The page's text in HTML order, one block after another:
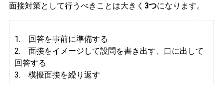
面接対策として行うべきことは大きく 3つになります。
1. 回答を事前に準備する
2. 面接をイメージして設問を書き出す、口に出して
回答する
3. 模擬面接を繰り返す